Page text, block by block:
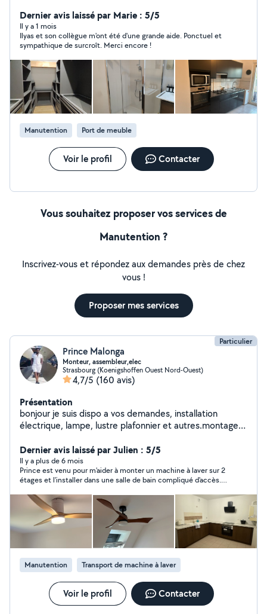
électroménager Placo et réaménagement intérieur
Dernier avis laissé par Marie : 5/5
Il y a 1 mois
Ilyas et son collègue m'ont été d'une grande aide. Ponctuel et
sympathique de surcroît. Merci encore !
Manutention Port de meuble
Voir le profil Contacter
Vous souhaitez proposer vos services de
Manutention ?
Inscrivez-vous et répondez aux demandes près de chez
vous !
Proposer mes services
Particulier
Prince Malonga
Monteur, assembleur,elec
Strasbourg (Koenigshoffen Ouest Nord-Ouest)
4,7/5 (160 avis)
Présentation
bonjour je suis dispo a vos demandes, installation
électrique, lampe, lustre plafonnier et autres.montage
plomberie
Dernier avis laissé par Julien : 5/5
Il y a plus de 6 mois
Prince est venu pour m'aider à monter un machine à laver sur 2
étages et l'installer dans une salle de bain compliqué d'accès.
sympathique et merci aussi à son collègue d'être venu aussi
aider !
Manutention Transport de machine à laver
Voir le profil Contacter